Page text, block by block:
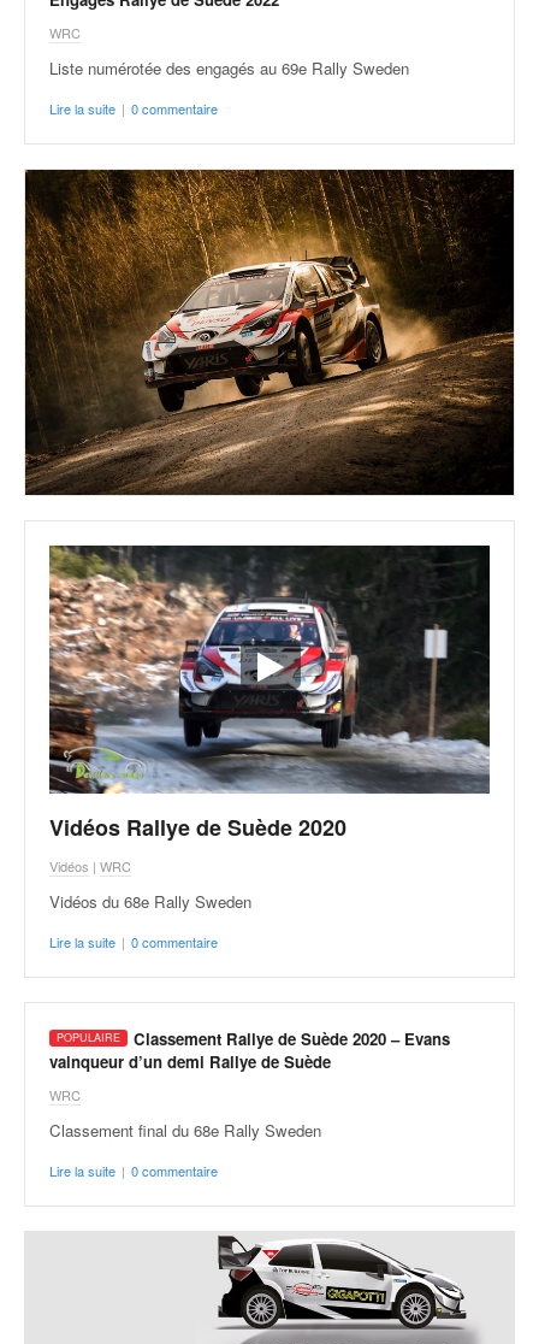
WRC
Liste numérotée des engagés au 69e Rally Sweden
Lire la suite | 0 commentaire
Vidéos Rallye de Suède 2020
Vidéos | WRC
Vidéos du 68e Rally Sweden
Lire la suite | 0 commentaire
Classement Rallye de Suède 2020 – Evans
vainqueur d’un demi Rallye de Suède
WRC
Classement final du 68e Rally Sweden
Lire la suite | 0 commentaire